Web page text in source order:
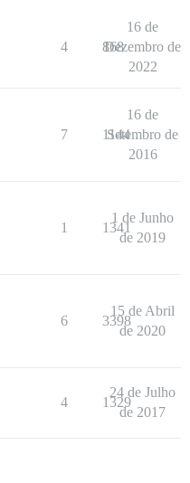
4 868
16 de
Dezembro de
2022
7 1144
16 de
Setembro de
2016
1 1341
1 de Junho
de 2019
6 3398
15 de Abril
de 2020
4 1329
24 de Julho
de 2017